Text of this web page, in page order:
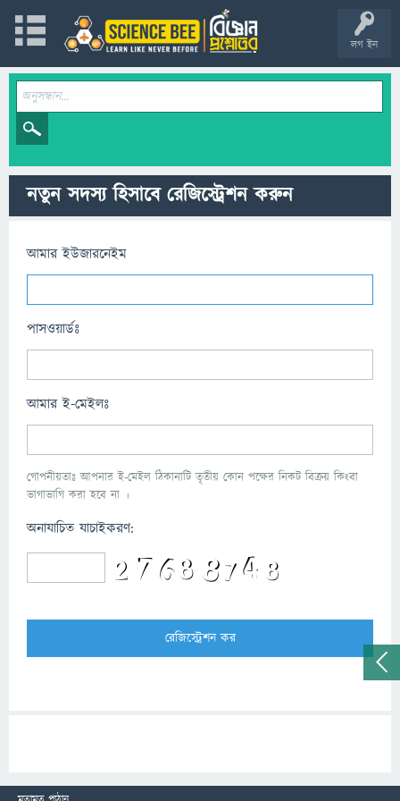
লগ ইন
নতুন সদস্য হিসাবে রেজিস্ট্রেশন করুন
আমার ইউজারনেইম
পাসওয়ার্ডঃ
আমার ই-মেইলঃ
গোপনীয়তাঃ আপনার ই-মেইল ঠিকানাটি তৃতীয় কোন পক্ষের নিকট বিক্রয় কিংবা
ভাগাভাগি করা হবে না ।
অনাযাচিত যাচাইকরণ: